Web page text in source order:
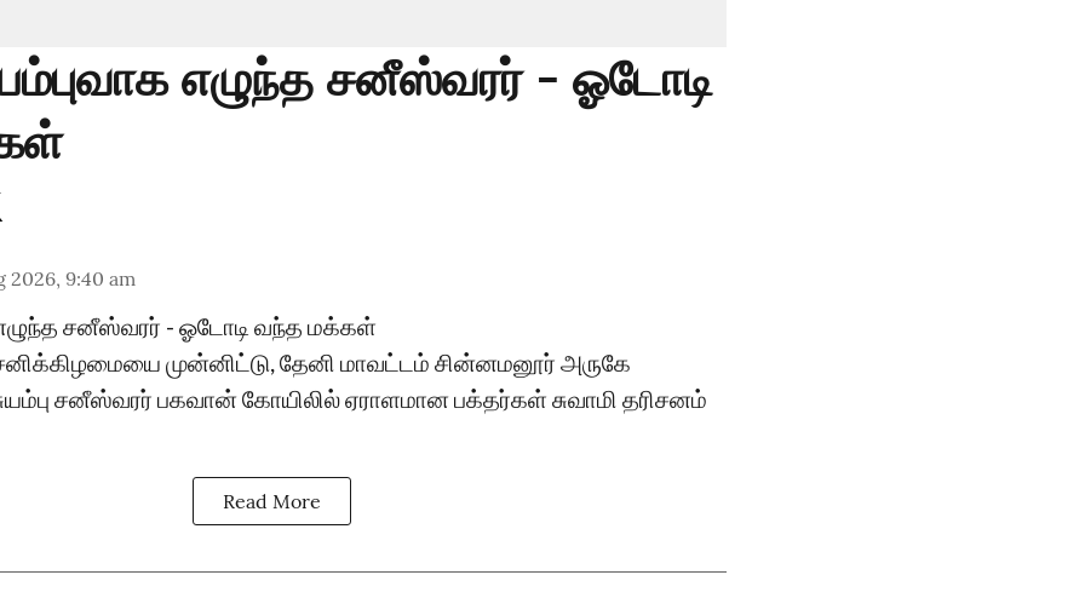
எழுந்த சனீஸ்வரர் - ஓடோடி
2026, 9:40 am
எழுந்த சனீஸ்வரர் - ஓடோடி வந்த மக்கள்
முன்னிட்டு, தேனி மாவட்டம் சின்னமனூர் அருகே
சனீஸ்வரர் பகவான் கோயிலில் ஏராளமான பக்தர்கள் சுவாமி தரிசனம்
Read More